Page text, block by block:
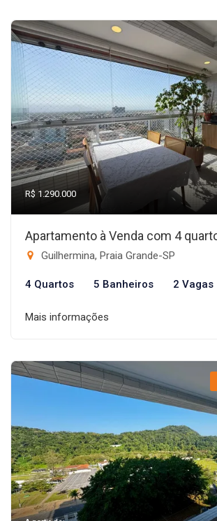
R$ 1.290.000
Apartamento à Venda com 4
Guilhermina, Praia Grande-SP
4 Quartos 5 Banheiros 2 Vagas
Mais informações